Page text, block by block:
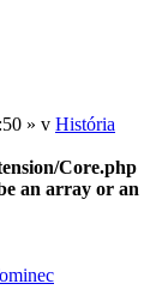
» v História
Core.php
an array or an